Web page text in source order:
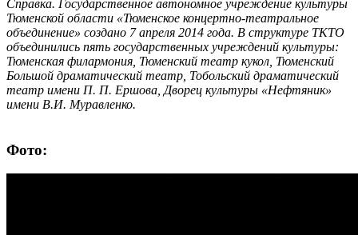
Справка. Государственное автономное учреждение культуры
Тюменской области «Тюменское концертно-театральное
объединение» создано 7 апреля 2014 года. В структуре ТКТО
объединились пять государственных учреждений культуры:
Тюменская филармония, Тюменский театр кукол, Тюменский
Большой драматический театр, Тобольский драматический
театр имени П. П. Ершова, Дворец культуры «Нефтяник»
имени В.И. Муравленко.
Фото: